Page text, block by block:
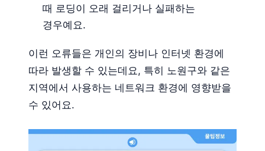
때 로딩이 오래 걸리거나 실패하는
경우예요.
이런 오류들은 개인의 장비나 인터넷 환경에
따라 발생할 수 있는데요, 특히 노원구와 같은
지역에서 사용하는 네트워크 환경에 영향받을
수 있어요.